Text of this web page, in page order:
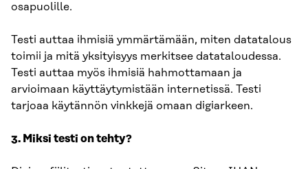
osapuolille.
Testi auttaa ihmisiä ymmärtämään, miten datatalous
toimii ja mitä yksityisyys merkitsee datataloudessa.
Testi auttaa myös ihmisiä hahmottamaan ja
arvioimaan käyttäytymistään internetissä. Testi
tarjoaa käytännön vinkkejä omaan digiarkeen.
3. Miksi testi on tehty?